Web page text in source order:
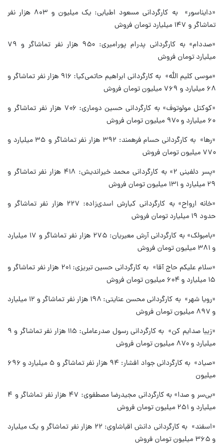
«دایناسور» به کارگردانی مسعود اطیابی: یک میلیون و ۸۰۳ هزار نفر
تماشاگر و ۱۴۷ میلیارد تومان فروش
«صددام» به کارگردانی پدرام پورامیری: ۹۵۰ هزار نفر تماشاگر و ۷۹
میلیارد تومان فروش
«موسی کلیم الله» به کارگردانی ابراهیم حاتمی‌کیا: ۹۱۶ هزار نفر تماشاگر و
۶۸ میلیارد و ۷۶۹ میلیون تومان فروش
«کوکتل مولوتوف» به کارگردانی حسین دوماری: ۷۰۶ هزار نفر تماشاگر و
۶۰ میلیارد و ۹۷۰ میلیون تومان فروش
«رها» به کارگردانی حسام فرهمند: ۳۹۲ هزار نفر تماشاگر و ۳۵ میلیارد و
۷۷۰ میلیون تومان فروش
«پسر دلفینی ۲» به کارگردانی محمد خیراندیش: ۴۱۸ هزار نفر تماشاگر و
۲۹ میلیارد و ۱۳۱ میلیون تومان فروش
«خانه ارواح» به کارگردانی کیارش اسدی‌زاده: ۲۲۷ هزار نفر تماشاگر و
حدود ۱۹ میلیارد تومان فروش
«بامبولک» به کارگردانی آرش معیریان: ۲۷۵ هزار نفر تماشاگر و ۱۷ میلیارد
و ۳۸۱ میلیون تومان فروش
«سلام علیکم حاج آقا» به کارگردانی حسین تبریزی: ۲۰۱ هزار نفر تماشاگر و
۱۵ میلیارد و ۶۰۴ میلیون تومان فروش
«رویا شهر» به کارگردانی محسن عنایتی: ۱۹۸ هزار نفر تماشاگر و ۱۲ میلیارد
و ۸۹۷ میلیون تومان فروش
«زیبا صدایم کن» به کارگردانی رسول صدرعاملی: ۱۱۵ هزار نفر تماشاگر و ۹
میلیارد و ۸۷۰ میلیون تومان فروش
«صیاد» به کارگردانی جواد افشار: ۹۴ هزار نفر تماشاگر و ۵ میلیارد و ۶۹۶
میلیون
«بی‌سر و صدا» به کارگردانی مجیدرضا مصطفوی: ۴۷ هزار نفر تماشاگر و ۴
میلیارد و ۲۵۱ میلیون تومان فروش
«اسفند» به کارگردانی دانش اقباشاوی: ۲۲ هزار نفر تماشاگر و یک میلیارد
و ۳۶۵ میلیون تومان فروش